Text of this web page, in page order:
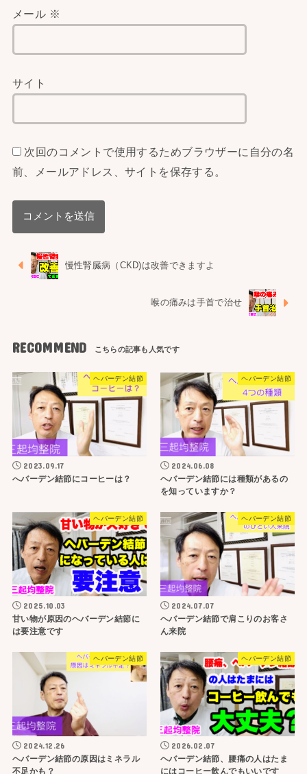
メール ※
サイト
次回のコメントで使用するためブラウザーに自分の名
前、メールアドレス、サイトを保存する。
慢性腎臓病（CKD)は改善できますよ
喉の痛みは手首で治せ
RECOMMEND
ヘバーデン結節
2023.09.17
へバーデン結節にコーヒーは？
ヘバーデン結節
2024.06.08
ヘバーデン結節には種類があるの
を知っていますか？
ヘバーデン結節
2025.10.03
甘い物が原因のヘバーデン結節に
は要注意です
ヘバーデン結節
2024.07.07
ヘバーデン結節で肩こりのお客さ
ん来院
ヘバーデン結節
2024.12.26
ヘバーデン結節の原因はミネラル
不足かも？
ヘバーデン結節
2026.02.07
ヘバーデン結節、腰痛の人はたま
にはコーヒー飲んでもいいです